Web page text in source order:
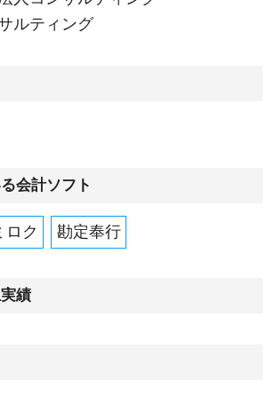
ルティング
会計ソフト
ロク 勘定奉行
績